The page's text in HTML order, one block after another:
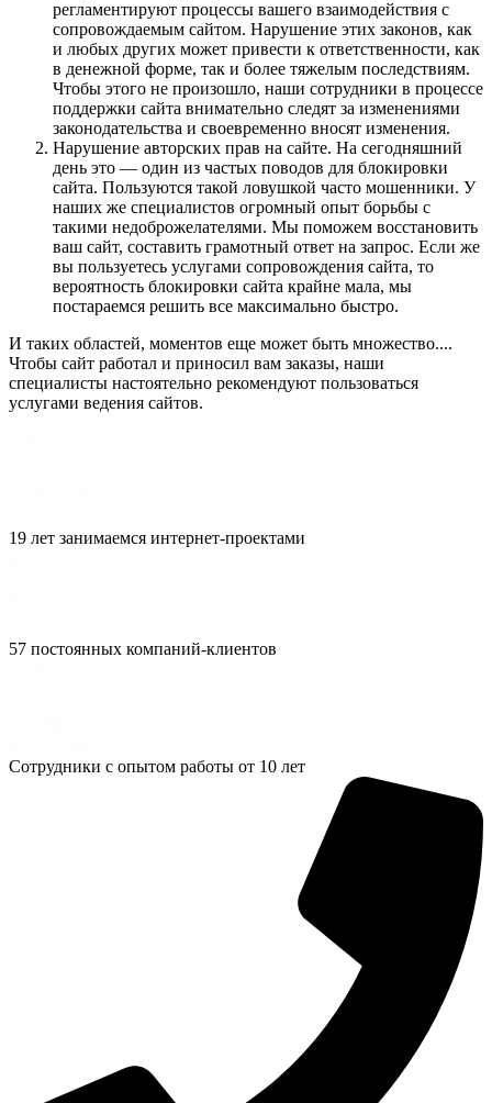
регламентируют процессы вашего взаимодействия с
сопровождаемым сайтом. Нарушение этих законов, как
и любых других может привести к ответственности, как
в денежной форме, так и более тяжелым последствиям.
Чтобы этого не произошло, наши сотрудники в процессе
поддержки сайта внимательно следят за изменениями
законодательства и своевременно вносят изменения.
Нарушение авторских прав на сайте. На сегодняшний
день это — один из частых поводов для блокировки
сайта. Пользуются такой ловушкой часто мошенники. У
наших же специалистов огромный опыт борьбы с
такими недоброжелателями. Мы поможем восстановить
ваш сайт, составить грамотный ответ на запрос. Если же
вы пользуетесь услугами сопровождения сайта, то
вероятность блокировки сайта крайне мала, мы
постараемся решить все максимально быстро.
И таких областей, моментов еще может быть множество....
Чтобы сайт работал и приносил вам заказы, наши
специалисты настоятельно рекомендуют пользоваться
услугами ведения сайтов.
19 лет занимаемся интернет-проектами
57 постоянных компаний-клиентов
Сотрудники с опытом работы от 10 лет